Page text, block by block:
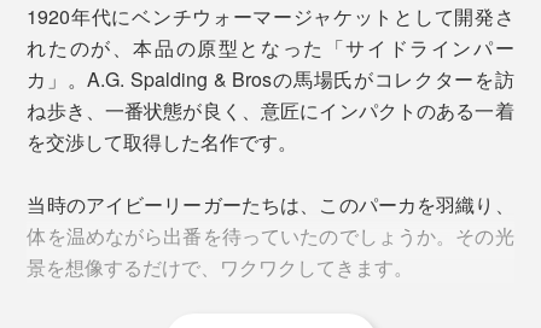
さらに、化学薬品を使わない当時の染色技法は、堅牢度
が低く、色褪せしやすかったため、特に希少な黒が残ら
なかったのだとか。
残したい……。そんなロマンとともに、新色は生まれま
した。
1920年代にベンチウォーマージャケットとして開発さ
れたのが、本品の原型となった「サイドラインパー
カ」。A.G. Spalding & Brosの馬場氏がコレクターを訪
ね歩き、一番状態が良く、意匠にインパクトのある一着
を交渉して取得した名作です。
当時のアイビーリーガーたちは、このパーカを羽織り、
体を温めながら出番を待っていたのでしょうか。その光
景を想像するだけで、ワクワクしてきます。